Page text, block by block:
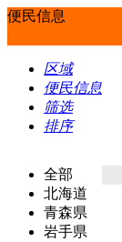
便民信息
区域
便民信息
筛选
排序
全部
北海道
青森県
岩手県